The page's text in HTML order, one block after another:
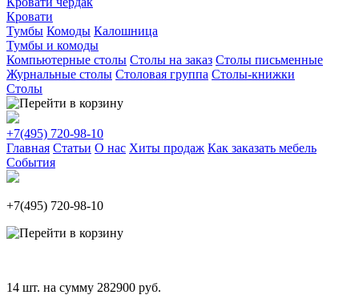
Кровати
Тумбы Комоды Калошница
Тумбы и комоды
Компьютерные столы Столы на заказ Столы письменные
Журнальные столы Столовая группа Столы-книжки
Столы
+7(495) 720-98-10
Главная Статьи О нас Хиты продаж Как заказать мебель
События
+7(495) 720-98-10
14 шт. на сумму 282900 руб.